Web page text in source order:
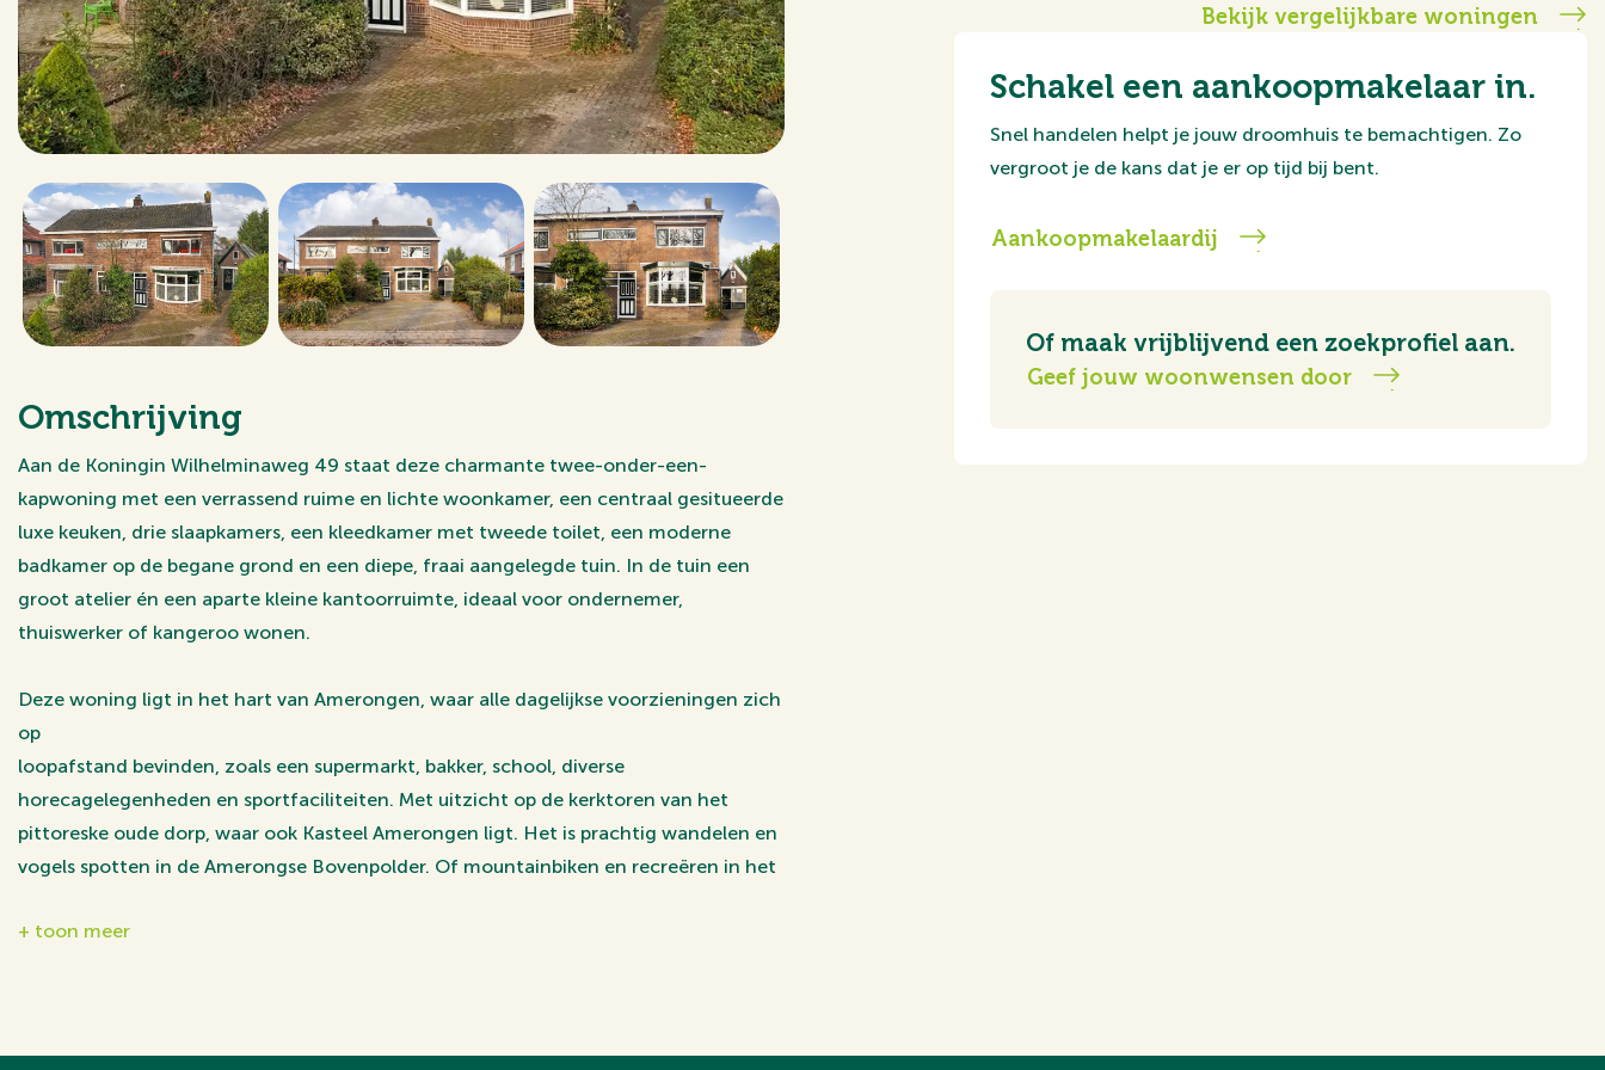
Omschrijving
Aan de Koningin Wilhelminaweg 49 staat deze charmante twee-onder-een-
kapwoning met een verrassend ruime en lichte woonkamer, een centraal gesitueerde
luxe keuken, drie slaapkamers, een kleedkamer met tweede toilet, een moderne
badkamer op de begane grond en een diepe, fraai aangelegde tuin. In de tuin een
groot atelier én een aparte kleine kantoorruimte, ideaal voor ondernemer,
thuiswerker of kangeroo wonen.
Deze woning ligt in het hart van Amerongen, waar alle dagelijkse voorzieningen zich
op
loopafstand bevinden, zoals een supermarkt, bakker, school, diverse
horecagelegenheden en sportfaciliteiten. Met uitzicht op de kerktoren van het
pittoreske oude dorp, waar ook Kasteel Amerongen ligt. Het is prachtig wandelen en
vogels spotten in de Amerongse Bovenpolder. Of mountainbiken en recreëren in het
Park Utrechtse Heuvelrug.
+ toon meer
Bekijk vergelijkbare woningen
Schakel een aankoopmakelaar in.
Snel handelen helpt je jouw droomhuis te bemachtigen. Zo
vergroot je de kans dat je er op tijd bij bent.
Aankoopmakelaardij
Of maak vrijblijvend een zoekprofiel aan.
Geef jouw woonwensen door